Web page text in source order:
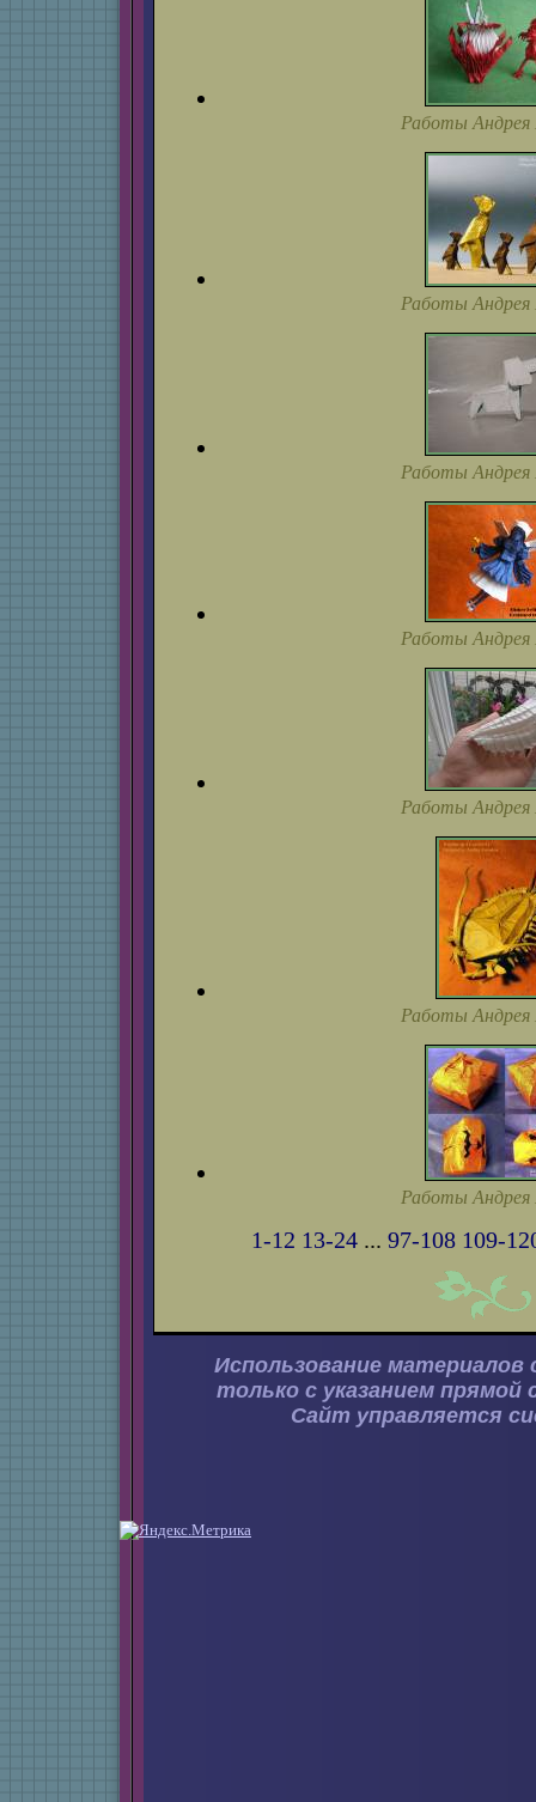
Работы Андрея
Работы Андрея
Работы Андрея
Работы Андрея
Работы Андрея
Работы Андрея
Работы Андрея
1-12 13-24 ... 97-108 109-
Использование материалов
только с указанием прямой
Сайт управляется